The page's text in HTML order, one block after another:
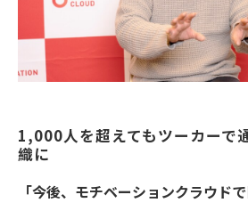
1,000人を超えてもツーカーで
織に
「今後、モチベーションクラウド